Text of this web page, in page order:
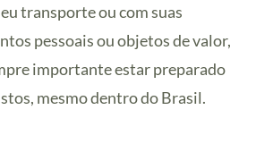
transporte ou com suas
pessoais ou objetos de valor,
importante estar preparado
mesmo dentro do Brasil.